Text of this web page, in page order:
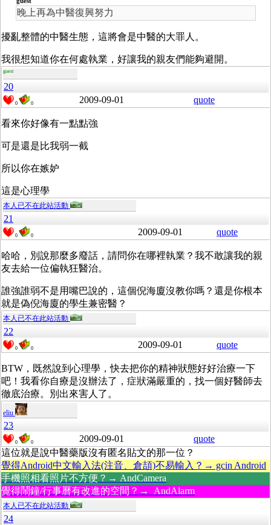
晚上再為中醫復興努力
擾亂整體的中醫生態，這將會是中醫的大罪人。
我很想知道你在何處執業，好讓我的親友們能夠避開。
guest
20
0 0 2009-09-01 quote
看來你好像有一點點強
可是還是比我弱一截
所以你在嫉妒
這是心理學
本人已不在此站活動
21
0 0 2009-09-01 quote
哈哈，別說那麼多廢話，請問你在哪裡執業？我不敢讓我的親
友去給一位偏執狂醫治。
誰強誰弱不是用嘴巴說的，這個倪海廈沒教你嗎？還是你根本
就是偽倪海廈的學生兼密醫？
本人已不在此站活動
22
0 0 2009-09-01 quote
BTW，既然說到心理學，快去把你的精神狀態好好治療一下
吧！我看你自療是沒辦法了，症狀滿嚴重的，找一個好醫師去
徹底治療。別出來害人了。
eliu
23
0 0 2009-09-01
quote
這位就是說中醫藥版沒有匿名貼文的那一位？
覺得Android中文輸入法(注音、倉頡)不易輸入？→ gcin Android
手機照相看照片不方便？→ AndCamera
覺得鬧鐘/行事曆有改進的空間？→ AndAlarm
本人已不在此站活動
24